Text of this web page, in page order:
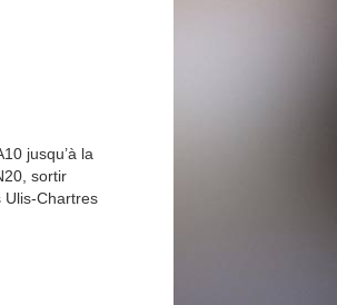
jusqu’à la
sortir
Ulis-Chartres